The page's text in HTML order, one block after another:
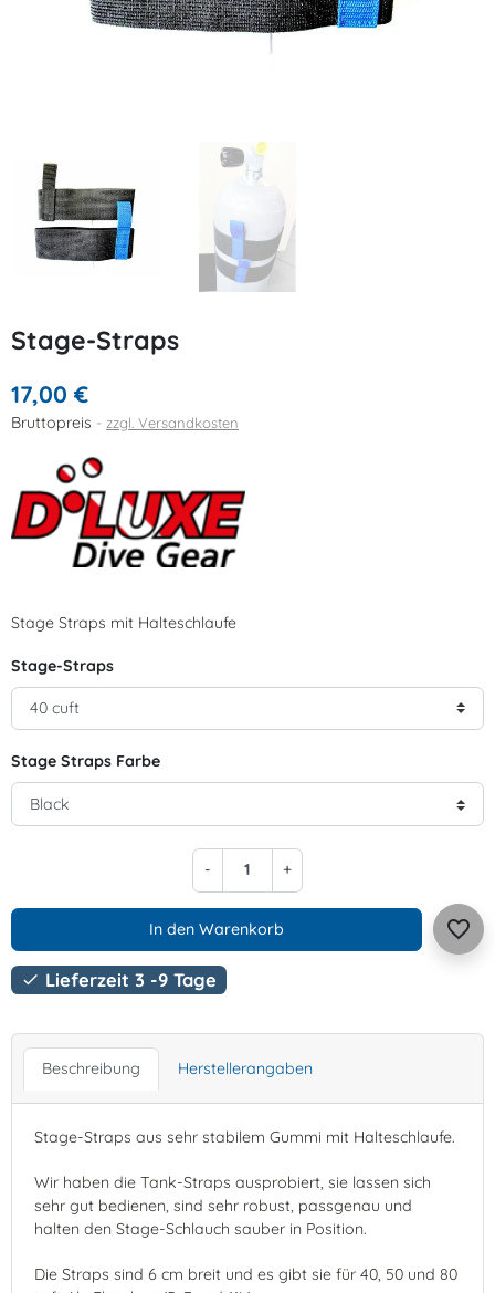
Stage-Straps
17,00 €
Bruttopreis zzgl. Versandkosten
Stage Straps mit Halteschlaufe
Stage-Straps
Stage Straps Farbe
- +
In den Warenkorb favorite_border
 Lieferzeit 3 -9 Tage
Beschreibung Herstellerangaben
Stage-Straps aus sehr stabilem Gummi mit Halteschlaufe.
Wir haben die Tank-Straps ausprobiert, sie lassen sich
sehr gut bedienen, sind sehr robust, passgenau und
halten den Stage-Schlauch sauber in Position.
Die Straps sind 6 cm breit und es gibt sie für 40, 50 und 80